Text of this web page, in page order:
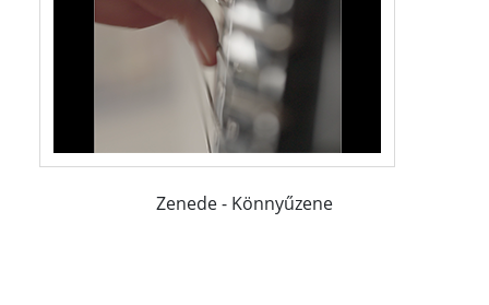
Zenede - Könnyűzene